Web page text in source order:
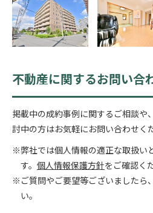
不動産に関するお問い合
掲載中の成約事例に関するご相談や
討中の方はお気軽にお問い合わせく
※弊社では個人情報の適正な取扱い
す。 個人情報保護方針をご確認く
※ご質問やご要望等ございましたら
い。